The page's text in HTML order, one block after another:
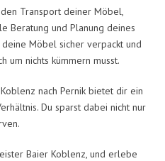
Transport deiner Möbel,
Beratung und Planung deines
Möbel sicher verpackt und
um nichts kümmern musst.
nach Pernik bietet dir ein
Du sparst dabei nicht nur
Baier Koblenz, und erlebe